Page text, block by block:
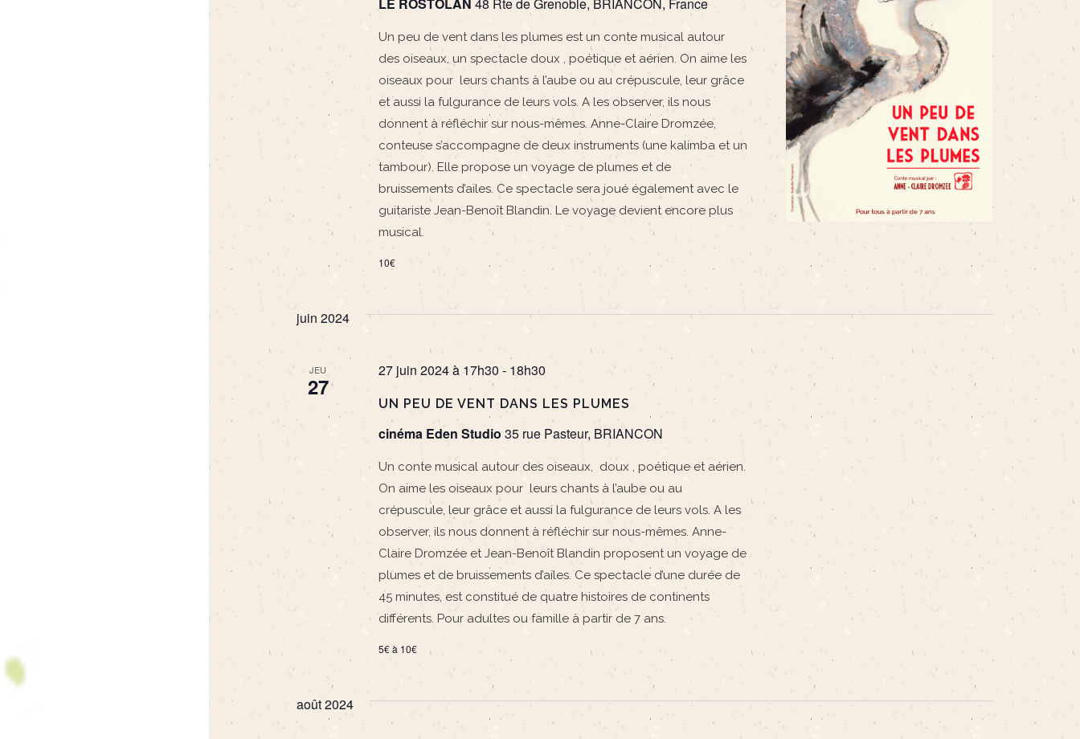
Un peu de vent dans les plumes est un conte musical autour
des oiseaux, un spectacle doux , poétique et aérien. On aime les
oiseaux pour leurs chants à l’aube ou au crépuscule, leur grâce
et aussi la fulgurance de leurs vols. A les observer, ils nous
donnent à réfléchir sur nous-mêmes. Anne-Claire Dromzée,
conteuse s’accompagne de deux instruments (une kalimba et un
tambour). Elle propose un voyage de plumes et de
bruissements d’ailes. Ce spectacle sera joué également avec le
guitariste Jean-Benoît Blandin. Le voyage devient encore plus
musical.
10€
juin 2024
JEU
27
UN PEU DE VENT DANS LES PLUMES
27 juin 2024 à 17h30 - 18h30
cinéma Eden Studio 35 rue Pasteur, BRIANCON
Un conte musical autour des oiseaux, doux , poétique et aérien.
On aime les oiseaux pour leurs chants à l’aube ou au
crépuscule, leur grâce et aussi la fulgurance de leurs vols. A les
observer, ils nous donnent à réfléchir sur nous-mêmes. Anne-
Claire Dromzée et Jean-Benoît Blandin proposent un voyage de
plumes et de bruissements d’ailes. Ce spectacle d’une durée de
45 minutes, est constitué de quatre histoires de continents
différents. Pour adultes ou famille à partir de 7 ans.
5€ à 10€
août 2024